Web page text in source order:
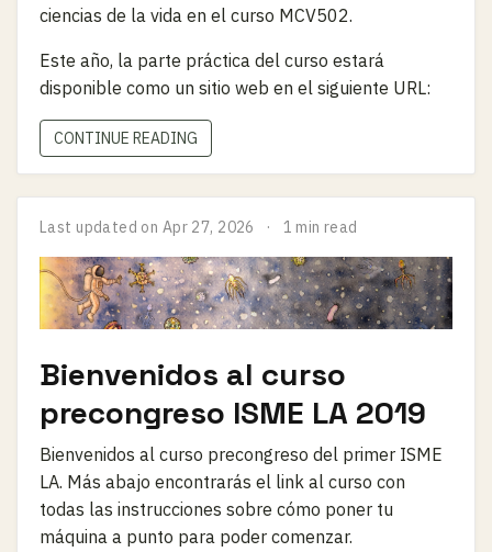
ciencias de la vida en el curso MCV502.
Este año, la parte práctica del curso estará
disponible como un sitio web en el siguiente URL:
CONTINUE READING
Last updated on Apr 27, 2026 1 min read
Bienvenidos al curso
precongreso ISME LA 2019
Bienvenidos al curso precongreso del primer ISME
LA. Más abajo encontrarás el link al curso con
todas las instrucciones sobre cómo poner tu
máquina a punto para poder comenzar.